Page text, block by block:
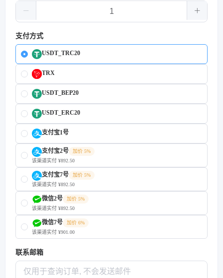
支付方式
USDT_TRC20
TRX
USDT_BEP20
USDT_ERC20
支付宝1号
支付宝2号
加价 5%
该渠道实付 ¥892.50
支付宝7号
加价 5%
该渠道实付 ¥892.50
微信2号
加价 5%
该渠道实付 ¥892.50
微信7号
加价 6%
该渠道实付 ¥901.00
联系邮箱